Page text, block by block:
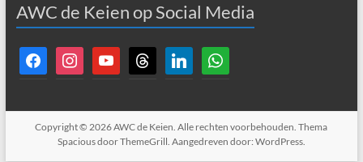
AWC de Keien op Social Media
facebookinstagramyoutube threads linkedin whatsapp
Copyright © 2026AWC de Keien. Alle rechten voorbehouden. Thema
Spaciousdoor ThemeGrill. Aangedreven door: WordPress.